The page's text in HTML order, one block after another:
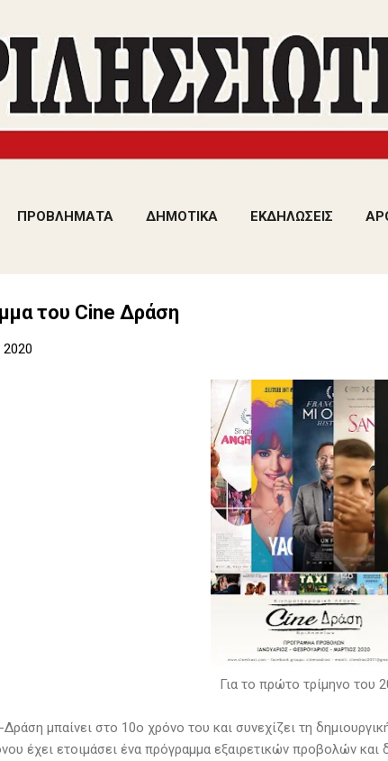
ΠΡΟΒΛΗΜΑΤΑ ΔΗΜΟΤΙΚΑ ΕΚΔΗΛΩΣΕΙΣ
του Cine Δράση
2020
Για το πρώτο τρίμηνο του
μπαίνει στο 10ο χρόνο του και συνεχίζει τη
έχει ετοιμάσει ένα πρόγραμμα εξαιρετικών προβολών